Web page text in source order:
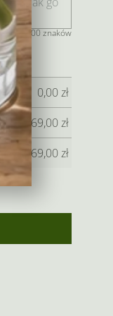
400 znaków
0,00zł
69,00zł
69,00zł